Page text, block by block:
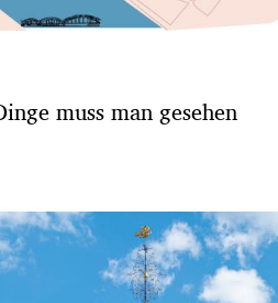
muss man gesehen